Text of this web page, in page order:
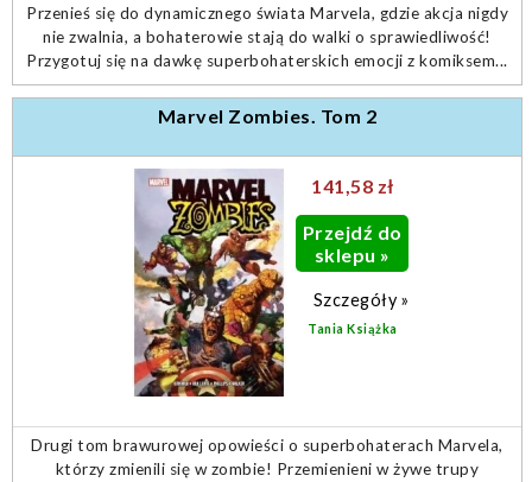
Przenieś się do dynamicznego świata Marvela, gdzie akcja nigdy
nie zwalnia, a bohaterowie stają do walki o sprawiedliwość!
Przygotuj się na dawkę superbohaterskich emocji z komiksem...
Marvel Zombies. Tom 2
141,58 zł
Przejdź do
sklepu »
Szczegóły »
Tania Książka
Drugi tom brawurowej opowieści o superbohaterach Marvela,
którzy zmienili się w zombie! Przemienieni w żywe trupy